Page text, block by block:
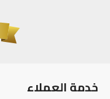
خدمة العملاء